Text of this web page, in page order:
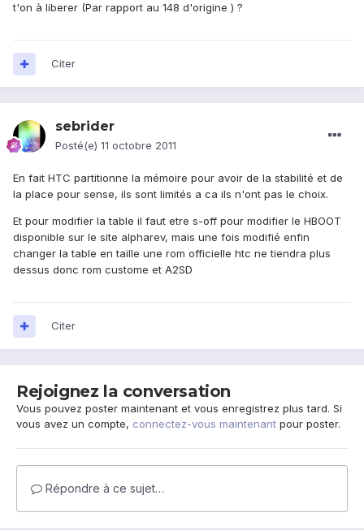
t'on à liberer (Par rapport au 148 d'origine ) ?
Citer
sebrider
Posté(e) 11 octobre 2011
En fait HTC partitionne la mémoire pour avoir de la stabilité et de
la place pour sense, ils sont limités a ca ils n'ont pas le choix.
Et pour modifier la table il faut etre s-off pour modifier le HBOOT
disponible sur le site alpharev, mais une fois modifié enfin
changer la table en taille une rom officielle htc ne tiendra plus
dessus donc rom custome et A2SD
Citer
Rejoignez la conversation
Vous pouvez poster maintenant et vous enregistrez plus tard. Si
vous avez un compte, connectez-vous maintenant pour poster.
Répondre à ce sujet…